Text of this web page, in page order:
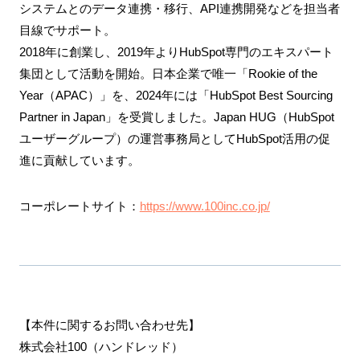
システムとのデータ連携・移行、API連携開発などを担当者
目線でサポート。
2018年に創業し、2019年よりHubSpot専門のエキスパート
集団として活動を開始。日本企業で唯一「Rookie of the
Year（APAC）」を、2024年には「HubSpot Best Sourcing
Partner in Japan」を受賞しました。Japan HUG（HubSpot
ユーザーグループ）の運営事務局としてHubSpot活用の促
進に貢献しています。
コーポレートサイト： https://www.100inc.co.jp/
【本件に関するお問い合わせ先】
株式会社100（ハンドレッド）